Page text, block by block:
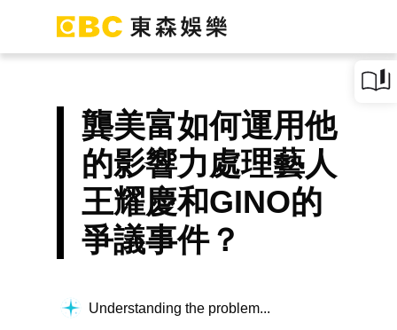
龔美富如何運用他
的影響力處理藝人
王耀慶和GINO的
爭議事件？
Understanding the problem...